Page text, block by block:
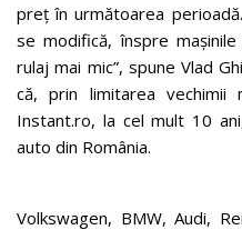
preț în următoarea
se modifică, înspre
rulaj mai mic”, spune Vlad
că, prin limitarea vechimii
Instant.ro, la cel mult 10
auto din România.
Volkswagen, BMW, Audi,